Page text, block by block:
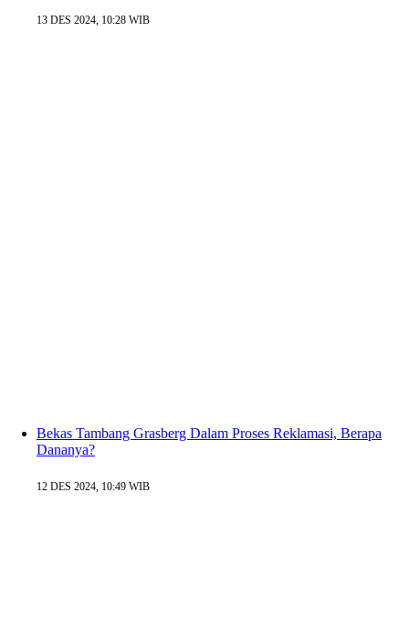
13 DES 2024, 10:28 WIB
Bekas Tambang Grasberg Dalam Proses Reklamasi, Berapa
Dananya?
12 DES 2024, 10:49 WIB